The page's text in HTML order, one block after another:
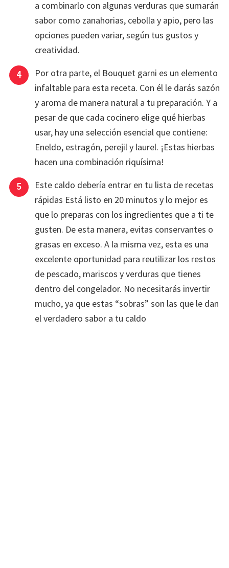
a combinarlo con algunas verduras que sumarán
sabor como zanahorias, cebolla y apio, pero las
opciones pueden variar, según tus gustos y
creatividad.
Por otra parte, el Bouquet garni es un elemento
infaltable para esta receta. Con él le darás sazón
y aroma de manera natural a tu preparación. Y a
pesar de que cada cocinero elige qué hierbas
usar, hay una selección esencial que contiene:
Eneldo, estragón, perejil y laurel. ¡Estas hierbas
hacen una combinación riquísima!
Este caldo debería entrar en tu lista de recetas
rápidas Está listo en 20 minutos y lo mejor es
que lo preparas con los ingredientes que a ti te
gusten. De esta manera, evitas conservantes o
grasas en exceso. A la misma vez, esta es una
excelente oportunidad para reutilizar los restos
de pescado, mariscos y verduras que tienes
dentro del congelador. No necesitarás invertir
mucho, ya que estas “sobras” son las que le dan
el verdadero sabor a tu caldo